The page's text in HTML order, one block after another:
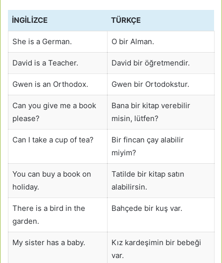
İNGILIZCE TÜRKÇE
She is a German. O bir Alman.
David is a Teacher. David bir öğretmendir.
Gwen is an Orthodox. Gwen bir Ortodokstur.
Can you give me a book
please?
Bana bir kitap verebilir
misin, lütfen?
Can I take a cup of tea?
Bir fincan çay alabilir
miyim?
You can buy a book on
holiday.
Tatilde bir kitap satın
alabilirsin.
There is a bird in the
garden.
Bahçede bir kuş var.
My sister has a baby.
Kız kardeşimin bir bebeği
var.